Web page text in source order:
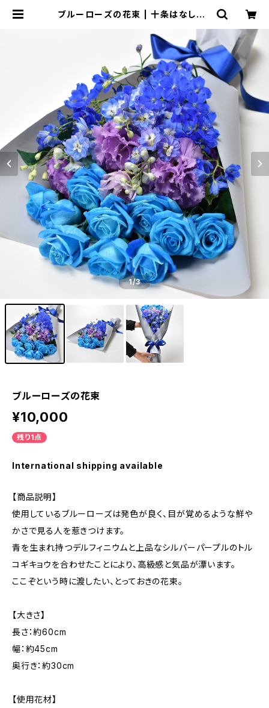
ブルーローズの花束 | 十条はなしょう
1/3
ブルーローズの花束
¥10,000
残り1点
International shipping available
【商品説明】
使用しているブルーローズは発色が良く、目が覚めるような鮮や
かさで見る人を惹きつけます。
青を生まれ持つデルフィニウムと上品なシルバーパープルのトル
コギキョウを合わせたことにより、高級感と気品が漂います。
ここぞという時に渡したい、とっておきの花束。
【大きさ】
長さ：約60cm
幅：約45cm
奥行き：約30cm
【使用花材】